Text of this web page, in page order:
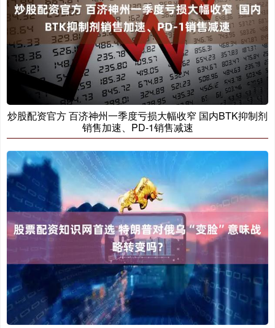
炒股配资官方 百济神州一季度亏损大幅收窄 国内BTK抑制剂
销售加速、PD-1销售减速